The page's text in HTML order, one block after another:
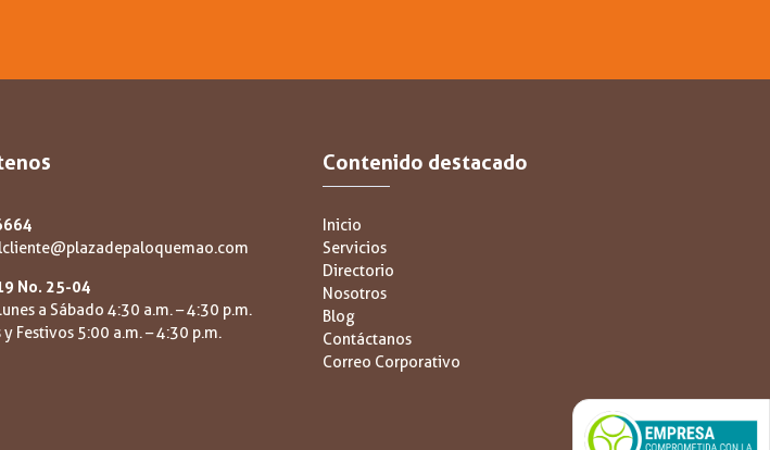
No. 25-04
a Sábado 4:30 a.m. – 4:30 p.m.
Festivos 5:00 a.m. – 4:30 p.m.
Contenido destacado
Inicio
Servicios
Directorio
Nosotros
Blog
Contáctanos
Correo Corporativo